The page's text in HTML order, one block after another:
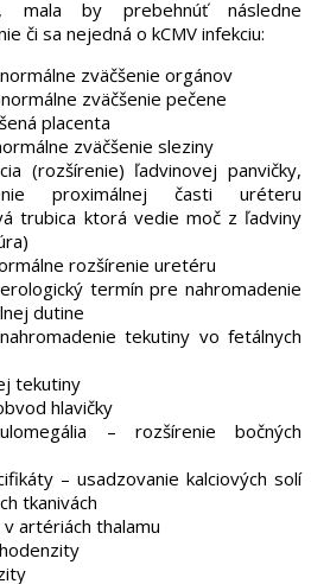
mala by prebehnúť následne
či sa nejedná o kCMV infekciu:
zväčšenie orgánov
zväčšenie pečene
placenta
zväčšenie sleziny
(rozšírenie) ľadvinovej panvičky,
proximálnej časti uréteru
trubica ktorá vedie moč z ľadviny
rozšírenie uretéru
termín pre nahromadenie
dutine
tekutiny vo fetálnych
tekutiny
hlavičky
– rozšírenie bočných
– usadzovanie kalciových solí
tkanivách
artériách thalamu